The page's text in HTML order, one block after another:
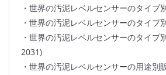
・世界の汚泥レベルセンサーのタイプ
・世界の汚泥レベルセンサーのタイプ
・世界の汚泥レベルセンサーのタイプ
2031)
・世界の汚泥レベルセンサーの用途別